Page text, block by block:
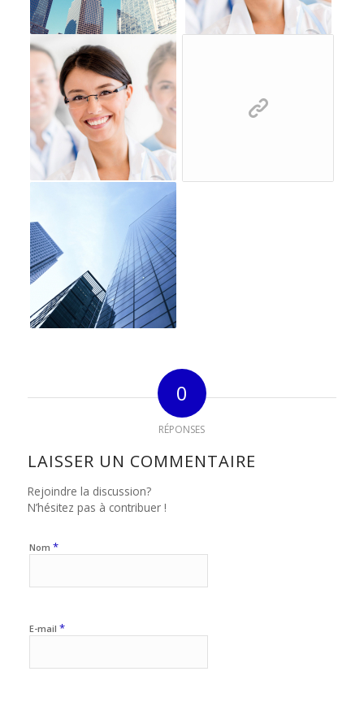
0
RÉPONSES
LAISSER UN COMMENTAIRE
Rejoindre la discussion?
N’hésitez pas à contribuer !
Nom *
E-mail *